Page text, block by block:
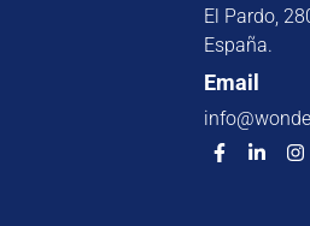
El Pardo,
España.
Email